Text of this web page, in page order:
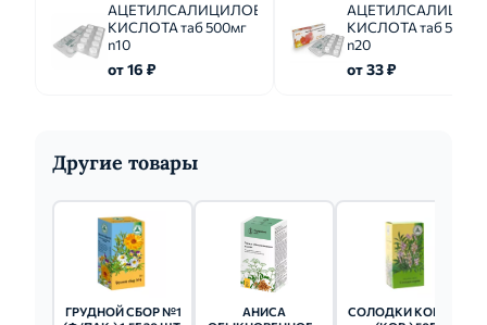
АЦЕТИЛСАЛИЦИЛОВАЯ
КИСЛОТА таб 500мг
n10
от 16 ₽
КИСЛОТА таб 500мг
n20
от 33 ₽
Другие товары
ГРУДНОЙ СБОР №1
АНИСА
СОЛОДКИ КОРЕНЬ